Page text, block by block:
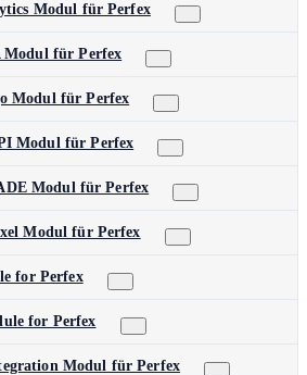
Modul für Perfex
Modul für Perfex
Modul für Perfex
Modul für Perfex
Modul für Perfex
Modul für Perfex
for Perfex
for Perfex
Modul für Perfex